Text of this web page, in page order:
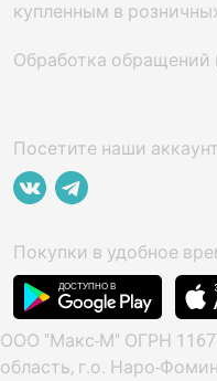
купленным в
Обработка обращений
Посетите наши
Покупки в удобное
ООО "Макс-М" ОГРН
область, г.о. Наро-